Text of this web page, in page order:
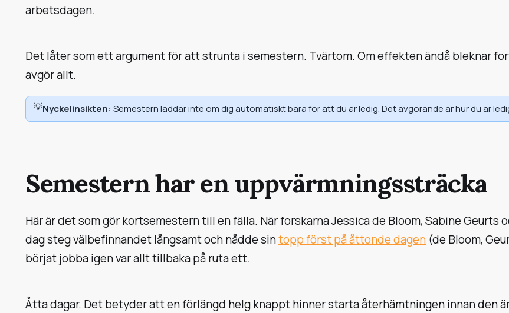
arbetsdagen.
Det låter som ett argument för att strunta i semestern. Tvärtom. Om effekten ändå bleknar
avgör allt.
💡Nyckelinsikten: Semestern laddar inte om dig automatiskt bara för att du är ledig. Det avgörande är hur du är
Semestern har en uppvärmningssträcka
Här är det som gör kortsemestern till en fälla. När forskarna Jessica de Bloom, Sabine
dag steg välbefinnandet långsamt och nådde sintopp först på åttonde dagen (de Bloom,
börjat jobba igen var allt tillbaka på ruta ett.
Åtta dagar. Det betyder att en förlängd helg knappt hinner starta återhämtningen innan den